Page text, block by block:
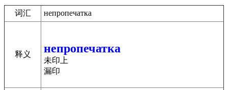
词汇 непропечатка
释义 непропечатка
未印上
漏印